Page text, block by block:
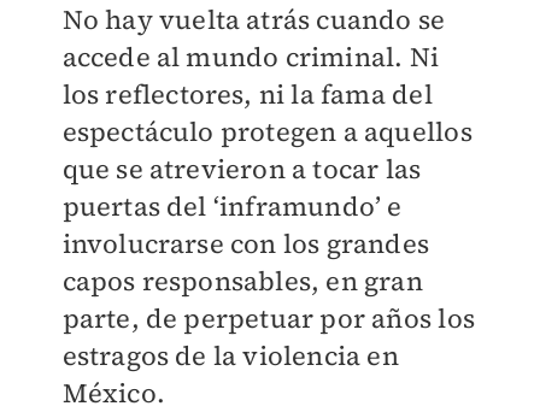
No hay vuelta atrás cuando se
accede al mundo criminal. Ni
los reflectores, ni la fama del
espectáculo protegen a aquellos
que se atrevieron a tocar las
puertas del ‘inframundo’ e
involucrarse con los grandes
capos responsables, en gran
parte, de perpetuar por años los
estragos de la violencia en
México.